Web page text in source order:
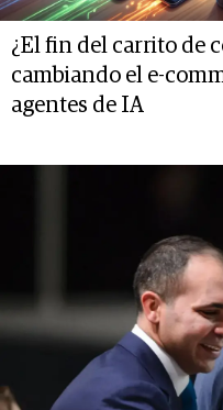
¿El fin del carrito de
cambiando el e-
agentes de IA